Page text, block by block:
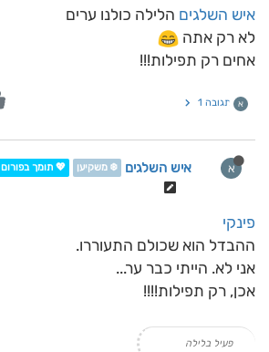
איש השלגים הלילה כולנו ערים
לא רק אתה
אחים רק תפילות!!!
א תגובה 1
א איש השלגים ❄️ משקיען 💖 תומך בפורום
פינקי
ההבדל הוא שכולם התעוררו.
אני לא. הייתי כבר ער...
אכן, רק תפילות!!!!
פעיל בלילה